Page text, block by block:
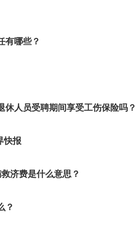
有哪些？
人员受聘期间享受工伤保险吗？
快报
济费是什么意思？
？